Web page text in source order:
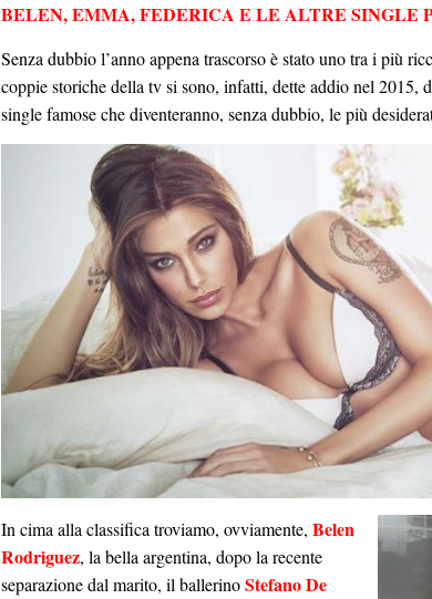
BELEN, EMMA, FEDERICA E LE ALTRE SINGLE
Senza dubbio l’anno appena trascorso è stato uno tra i più
coppie storiche della tv si sono, infatti, dette addio nel 2015,
single famose che diventeranno, senza dubbio, le più
In cima alla classifica troviamo, ovviamente, Belen
Rodriguez, la bella argentina, dopo la recente
separazione dal marito, il ballerinoStefano De